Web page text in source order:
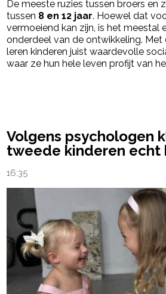
De meeste ruzies tussen broers en
tussen 8 en 12 jaar. Hoewel dat
vermoeiend kan zijn, is het meestal
onderdeel van de ontwikkeling. Met
leren kinderen juist waardevolle
waar ze hun hele leven profijt van
Volgens psychologen
tweede kinderen echt
16:35